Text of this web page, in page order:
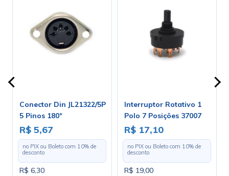
Conector Din JL21322/5P
5 Pinos 180°
R$ 5,67
no PIX ou Boleto com 10% de
desconto
R$ 6,30
Interruptor Rotativo 1
Polo 7 Posições 37007
A1B1E1S
R$ 17,10
no PIX ou Boleto com 10% de
desconto
R$ 19,00